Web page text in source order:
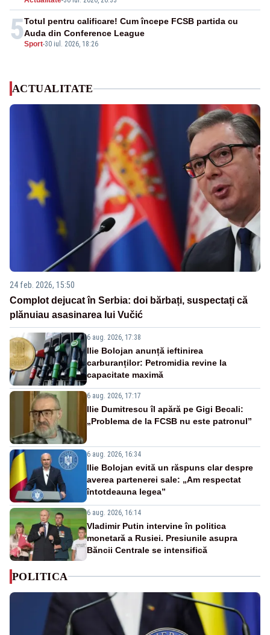
5Sport-30 iul. 2026, 18:26
Totul pentru calificare! Cum începe FCSB partida cu
Auda din Conference League
ACTUALITATE
24 feb. 2026, 15:50
Complot dejucat în Serbia: doi bărbați, suspectați că
plănuiau asasinarea lui Vučić
6 aug. 2026, 17:38
Ilie Bolojan anunță ieftinirea
carburanților: Petromidia revine la
capacitate maximă
6 aug. 2026, 17:17
Ilie Dumitrescu îl apără pe Gigi Becali:
„Problema de la FCSB nu este patronul”
6 aug. 2026, 16:34
Ilie Bolojan evită un răspuns clar despre
averea partenerei sale: „Am respectat
întotdeauna legea”
6 aug. 2026, 16:14
Vladimir Putin intervine în politica
monetară a Rusiei. Presiunile asupra
Băncii Centrale se intensifică
POLITICA